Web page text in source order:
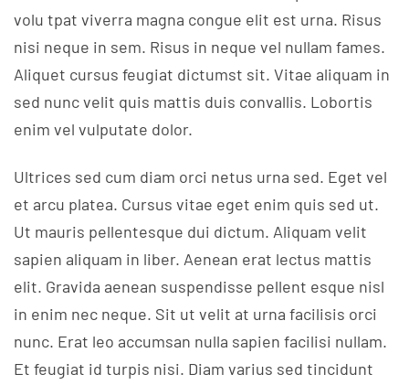
volu tpat viverra magna congue elit est urna. Risus
nisi neque in sem. Risus in neque vel nullam fames.
Aliquet cursus feugiat dictumst sit. Vitae aliquam in
sed nunc velit quis mattis duis convallis. Lobortis
enim vel vulputate dolor.
Ultrices sed cum diam orci netus urna sed. Eget vel
et arcu platea. Cursus vitae eget enim quis sed ut.
Ut mauris pellentesque dui dictum. Aliquam velit
sapien aliquam in liber. Aenean erat lectus mattis
elit. Gravida aenean suspendisse pellent esque nisl
in enim nec neque. Sit ut velit at urna facilisis orci
nunc. Erat leo accumsan nulla sapien facilisi nullam.
Et feugiat id turpis nisi. Diam varius sed tincidunt